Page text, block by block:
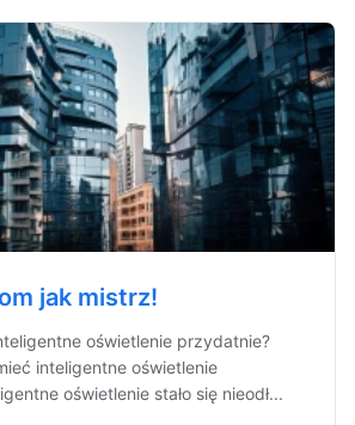
jak mistrz!
oświetlenie przydatnie?
inteligentne oświetlenie
oświetlenie stało się nieodł...